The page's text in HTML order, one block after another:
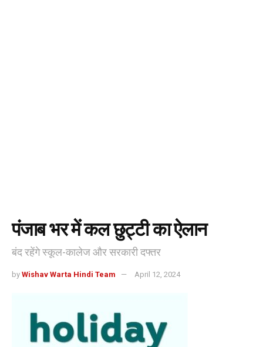
पंजाब भर में कल छुट्टी का ऐलान
बंद रहेंगे स्कूल-कालेज और सरकारी दफ्तर
by Wishav Warta Hindi Team April 12, 2024